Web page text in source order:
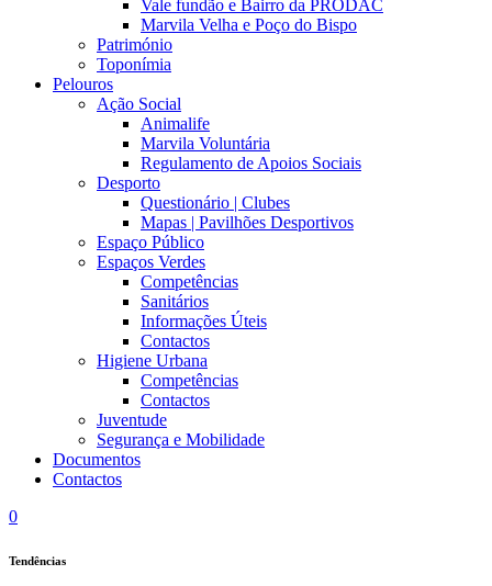
Vale fundão e Bairro da PRODAC
Marvila Velha e Poço do Bispo
Património
Toponímia
Pelouros
Ação Social
Animalife
Marvila Voluntária
Regulamento de Apoios Sociais
Desporto
Questionário | Clubes
Mapas | Pavilhões Desportivos
Espaço Público
Espaços Verdes
Competências
Sanitários
Informações Úteis
Contactos
Higiene Urbana
Competências
Contactos
Juventude
Segurança e Mobilidade
Documentos
Contactos
0
Tendências